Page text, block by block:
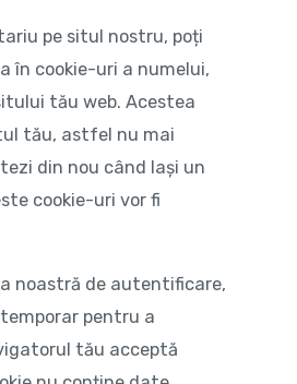
pe situl nostru, poți
în cookie-uri a numelui,
tău web. Acestea
tău, astfel nu mai
din nou când lași un
cookie-uri vor fi
noastră de autentificare,
pentru a
tău acceptă